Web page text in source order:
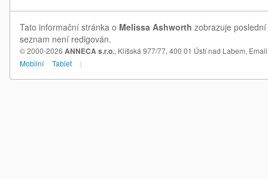
Tato informační stránka o Melissa Ashworth zobrazuje
seznam není redigován.
© 2000-2026 ANNECA s.r.o., Klíšská 977/77, 400 01 Ústí nad Labem,
Mobilní
Tablet |